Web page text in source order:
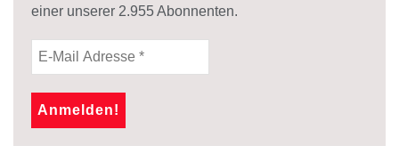
einer unserer 2.955Abonnenten.